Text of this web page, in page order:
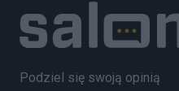
Podziel się swoją opinią